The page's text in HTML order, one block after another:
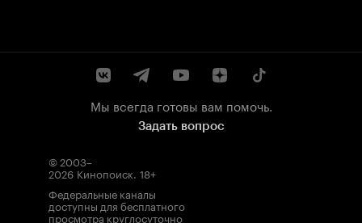
Мы всегда готовы вам помочь.
Задать вопрос
© 2003–
2026 Кинопоиск. 18+
Федеральные каналы
доступны для бесплатного
просмотра круглосуточно